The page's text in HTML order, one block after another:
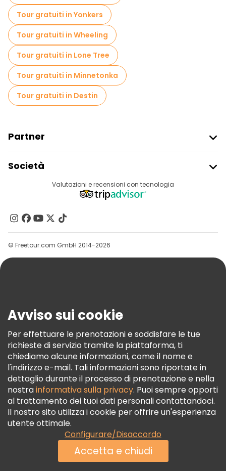
Tour gratuiti in Yonkers
Tour gratuiti in Wheeling
Tour gratuiti in Lone Tree
Tour gratuiti in Minnetonka
Tour gratuiti in Destin
Partner
Accesso Del Fornitore
Programma Di Affiliazione
Società
Destinazioni
Contattaci
Gruppi
Aiuto
Termini E Condizioni
Informativa Sui Cookie
Freetour Premi
Programma Di Fidelizzazione
Valutazioni e recensioni con tecnologia
© Freetour.com GmbH 2014-2026
Avviso sui cookie
Per effettuare le prenotazioni e soddisfare le tue
richieste di servizio tramite la piattaforma, ti
chiediamo alcune informazioni, come il nome e
l'indirizzo e-mail. Tali informazioni sono riportate in
dettaglio durante il processo di prenotazione e nella
nostrainformativa sulla privacy. Puoi sempre opporti
al trattamento dei tuoi dati personali contattandoci.
Il nostro sito utilizza i cookie per offrire un'esperienza
utente ottimale.
Configurare/Disaccordo
Accetta e chiudi